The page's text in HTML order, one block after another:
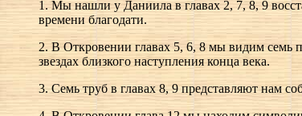
1. Мы нашли у Даниила в главах 2, 7, 8, 9
времени благодати.
2. В Откровении главах 5, 6, 8 мы видим семь
звездах близкого наступления конца века.
3. Семь труб в главах 8, 9 представляют нам